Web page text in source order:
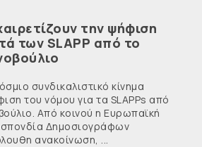
την ψήφιση
των SLAPP από το
συνδικαλιστικό κίνημα
του νόμου για τα SLAPPs από
Από κοινού η Ευρωπαϊκή
Δημοσιογράφων
ανακοίνωση, ...